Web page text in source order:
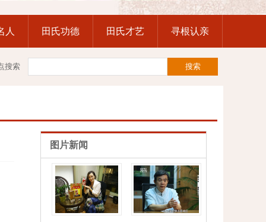
人 田氏功德 田氏才艺 寻根认亲
搜索
图片新闻